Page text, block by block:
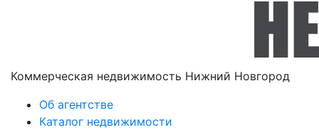
Коммерческая недвижимость Нижний Новгород
Об агентстве
Каталог недвижимости